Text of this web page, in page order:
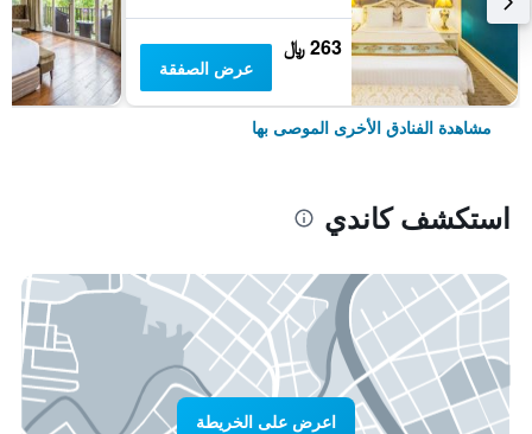
263 ﷼
عرض الصفقة
مشاهدة الفنادق الأخرى الموصى بها
استكشف كاندي
اعرض على الخريطة